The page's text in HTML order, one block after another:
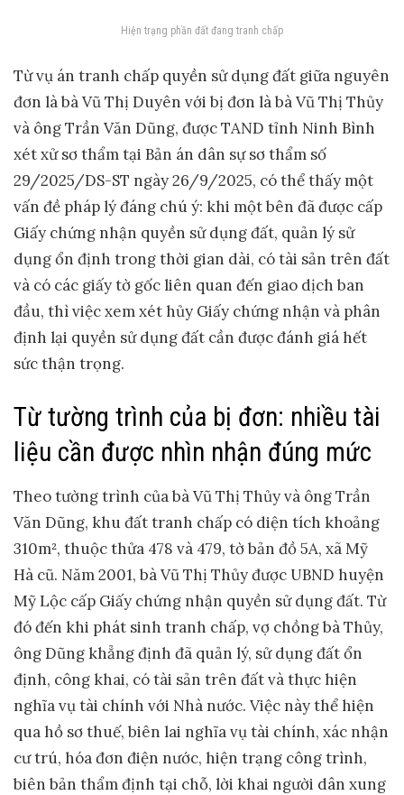
Hiện trạng phần đất đang tranh chấp
Từ vụ án tranh chấp quyền sử dụng đất giữa nguyên
đơn là bà Vũ Thị Duyên với bị đơn là bà Vũ Thị Thủy
và ông Trần Văn Dũng, được TAND tỉnh Ninh Bình
xét xử sơ thẩm tại Bản án dân sự sơ thẩm số
29/2025/DS-ST ngày 26/9/2025, có thể thấy một
vấn đề pháp lý đáng chú ý: khi một bên đã được cấp
Giấy chứng nhận quyền sử dụng đất, quản lý sử
dụng ổn định trong thời gian dài, có tài sản trên đất
và có các giấy tờ gốc liên quan đến giao dịch ban
đầu, thì việc xem xét hủy Giấy chứng nhận và phân
định lại quyền sử dụng đất cần được đánh giá hết
sức thận trọng.
Từ tường trình của bị đơn: nhiều tài
liệu cần được nhìn nhận đúng mức
Theo tường trình của bà Vũ Thị Thủy và ông Trần
Văn Dũng, khu đất tranh chấp có diện tích khoảng
310m², thuộc thửa 478 và 479, tờ bản đồ 5A, xã Mỹ
Hà cũ. Năm 2001, bà Vũ Thị Thủy được UBND huyện
Mỹ Lộc cấp Giấy chứng nhận quyền sử dụng đất. Từ
đó đến khi phát sinh tranh chấp, vợ chồng bà Thủy,
ông Dũng khẳng định đã quản lý, sử dụng đất ổn
định, công khai, có tài sản trên đất và thực hiện
nghĩa vụ tài chính với Nhà nước. Việc này thể hiện
qua hồ sơ thuế, biên lai nghĩa vụ tài chính, xác nhận
cư trú, hóa đơn điện nước, hiện trạng công trình,
biên bản thẩm định tại chỗ, lời khai người dân xung